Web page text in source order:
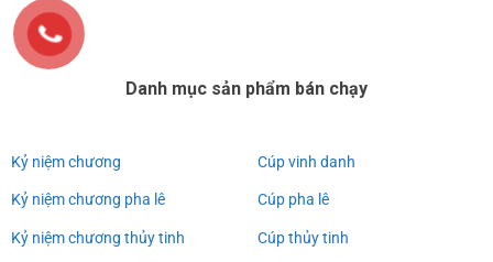
Danh mục sản phẩm bán chạy
Kỷ niệm chương
Kỷ niệm chương pha lê
Kỷ niệm chương thủy tinh
Cúp vinh danh
Cúp pha lê
Cúp thủy tinh